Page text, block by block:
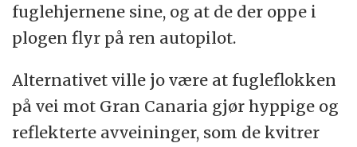
fuglehjernene sine, og at de der oppe i
plogen flyr på ren autopilot.
Alternativet ville jo være at fugleflokken
på vei mot Gran Canaria gjør hyppige og
reflekterte avveininger, som de kvitrer